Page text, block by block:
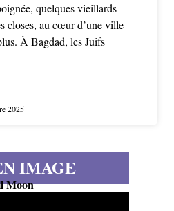
quelques vieillards
closes, au cœur d’une ville
À Bagdad, les Juifs
2025
IMAGE
Moon